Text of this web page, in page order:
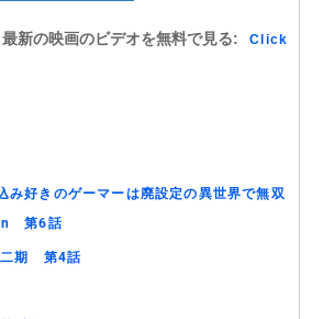
新の映画のビデオを無料で見る:
Click
み好きのゲーマーは廃設定の異世界で無双
第6話
二期 第4話